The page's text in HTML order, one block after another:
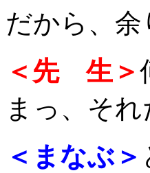
だから、余
＜先 生＞
まっ、そ
＜まなぶ＞